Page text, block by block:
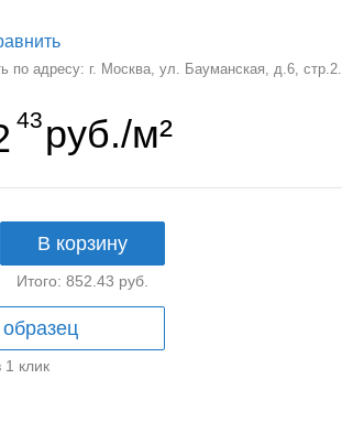
по адресу: г. Москва, ул. Бауманская, д.6, стр.2.
43 руб./м²
В корзину
Итого: 852.43 руб.
1 клик